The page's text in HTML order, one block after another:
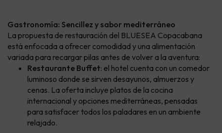
Gastronomía: Sencillez y sabor mediterráneo
La propuesta de restauración del BLUESEA Copacabana
está enfocada a ofrecer comodidad y una alimentación
variada para recargar pilas antes de volver a la aventura:
Restaurante Buffet: el hotel cuenta con un comedor
luminoso donde se sirven desayunos, almuerzos y
cenas. La oferta incluye platos de la cocina
internacional y opciones mediterráneas, pensadas
para satisfacer todos los paladares en un ambiente
relajado.